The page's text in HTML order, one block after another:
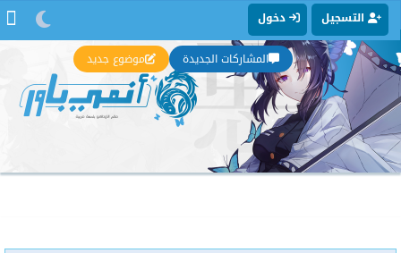
التسجيل دخول
المشاركات الجديدة موضوع جديد